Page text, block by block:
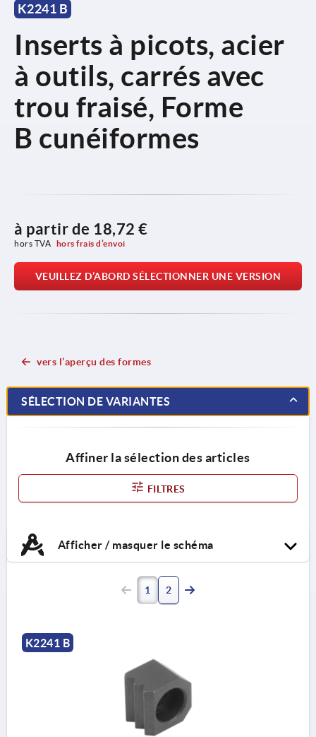
K2241 B
Inserts à picots, acier
à outils, carrés avec
trou fraisé, Forme
B cunéiformes
à partir de 18,72 €
hors TVA hors frais d’envoi
VEUILLEZ D’ABORD SÉLECTIONNER UNE VERSION
vers l’aperçu des formes
SÉLECTION DE VARIANTES
Affiner la sélection des articles
FILTRES
Afficher / masquer le schéma
1 2
K2241 B